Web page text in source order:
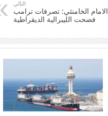
التالي
الامام الخامنئي: تصرفات ترامب
فضحت الليبرالية الديقراطية